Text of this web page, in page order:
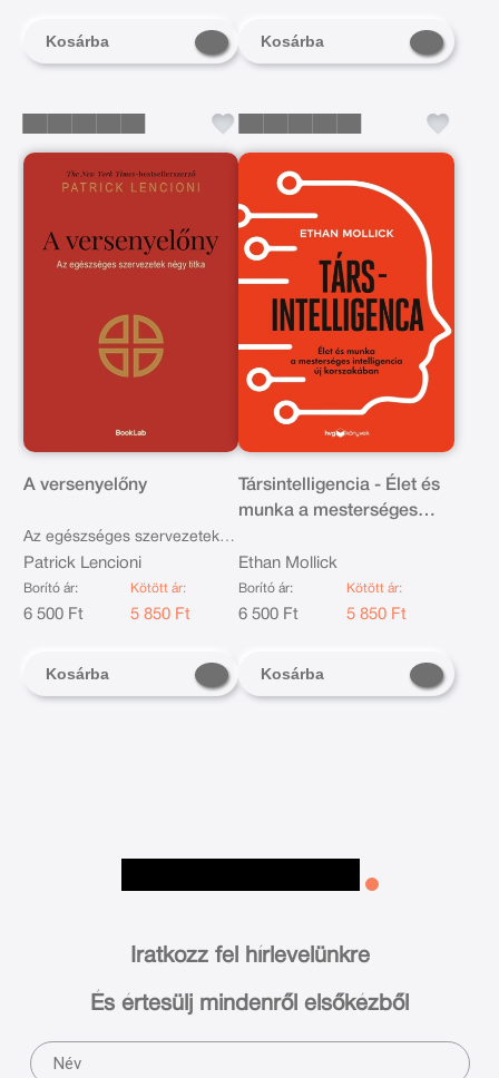
Kosárba Kosárba
A versenyelőny
Az egészséges szervezetek
négy titka
Patrick Lencioni
Borító ár:
6 500 Ft
Kötött ár:
5 850 Ft
Kosárba
Társintelligencia - Élet és
munka a mesterséges
korszakában
Ethan Mollick
Borító ár:
6 500 Ft
Kötött ár:
5 850 Ft
Kosárba
Iratkozz fel hírlevelünkre
És értesülj mindenről elsőkézből